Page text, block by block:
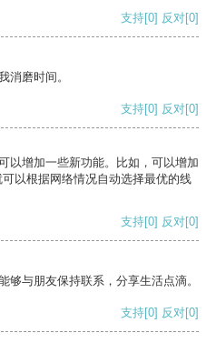
支持[0] 反对[0]
消磨时间。
支持[0] 反对[0]
以增加一些新功能。比如，可以增加
以根据网络情况自动选择最优的线
支持[0] 反对[0]
够与朋友保持联系，分享生活点滴。
支持[0] 反对[0]